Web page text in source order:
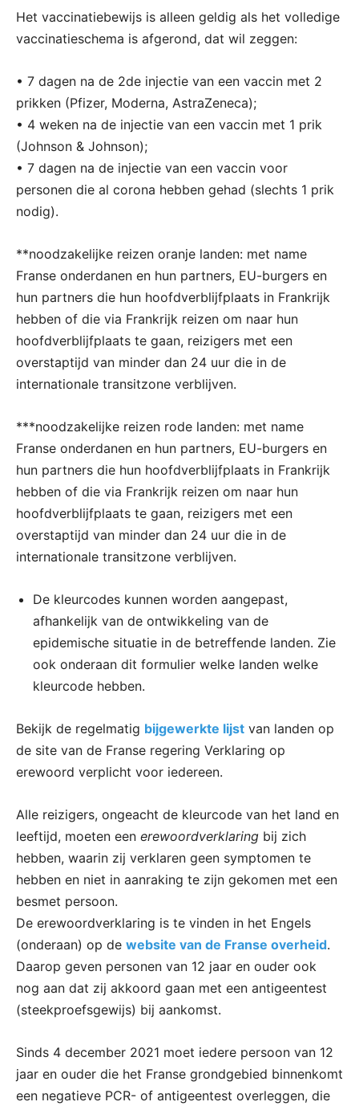
Het vaccinatiebewijs is alleen geldig als het volledige
vaccinatieschema is afgerond, dat wil zeggen:
• 7 dagen na de 2de injectie van een vaccin met 2
prikken (Pfizer, Moderna, AstraZeneca);
• 4 weken na de injectie van een vaccin met 1 prik
(Johnson & Johnson);
• 7 dagen na de injectie van een vaccin voor
personen die al corona hebben gehad (slechts 1 prik
nodig).
**noodzakelijke reizen oranje landen: met name
Franse onderdanen en hun partners, EU-burgers en
hun partners die hun hoofdverblijfplaats in Frankrijk
hebben of die via Frankrijk reizen om naar hun
hoofdverblijfplaats te gaan, reizigers met een
overstaptijd van minder dan 24 uur die in de
internationale transitzone verblijven.
***noodzakelijke reizen rode landen: met name
Franse onderdanen en hun partners, EU-burgers en
hun partners die hun hoofdverblijfplaats in Frankrijk
hebben of die via Frankrijk reizen om naar hun
hoofdverblijfplaats te gaan, reizigers met een
overstaptijd van minder dan 24 uur die in de
internationale transitzone verblijven.
De kleurcodes kunnen worden aangepast,
afhankelijk van de ontwikkeling van de
epidemische situatie in de betreffende landen. Zie
ook onderaan dit formulier welke landen welke
kleurcode hebben.
Bekijk de regelmatig bijgewerkte lijst van landen op
de site van de Franse regering Verklaring op
erewoord verplicht voor iedereen.
Alle reizigers, ongeacht de kleurcode van het land en
leeftijd, moeten een erewoordverklaring bij zich
hebben, waarin zij verklaren geen symptomen te
hebben en niet in aanraking te zijn gekomen met een
besmet persoon.
De erewoordverklaring is te vinden in het Engels
(onderaan) op de website van de Franse overheid.
Daarop geven personen van 12 jaar en ouder ook
nog aan dat zij akkoord gaan met een antigeentest
(steekproefsgewijs) bij aankomst.
Sinds 4 december 2021 moet iedere persoon van 12
jaar en ouder die het Franse grondgebied binnenkomt
een negatieve PCR- of antigeentest overleggen, die